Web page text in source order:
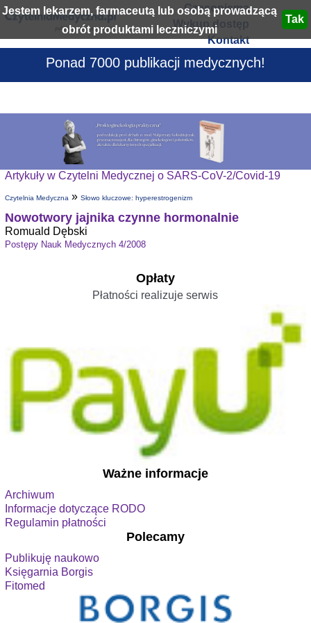
Jestem lekarzem, farmaceutą lub osobą prowadzącą
obrót produktami leczniczymi
Czasopisma
Wykup dostęp
Kontakt
Ponad 7000 publikacji medycznych!
Artykuły w Czytelni Medycznej o SARS-CoV-2/Covid-19
Czytelnia Medyczna» Słowo kluczowe: hyperestrogenizm
Nowotwory jajnika czynne hormonalnie
Romuald Dębski
Postępy Nauk Medycznych 4/2008
Opłaty
Płatności realizuje serwis
Ważne informacje
Archiwum
Informacje dotyczące RODO
Regulamin płatności
Polecamy
Publikuję naukowo
Księgarnia Borgis
Fitomed